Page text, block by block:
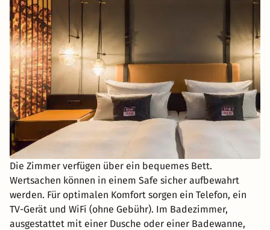
Die Zimmer verfügen über ein bequemes Bett.
Wertsachen können in einem Safe sicher aufbewahrt
werden. Für optimalen Komfort sorgen ein Telefon, ein
TV-Gerät und WiFi (ohne Gebühr). Im Badezimmer,
ausgestattet mit einer Dusche oder einer Badewanne,